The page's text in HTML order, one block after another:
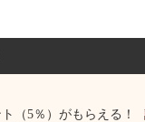
（5％）がもらえる！